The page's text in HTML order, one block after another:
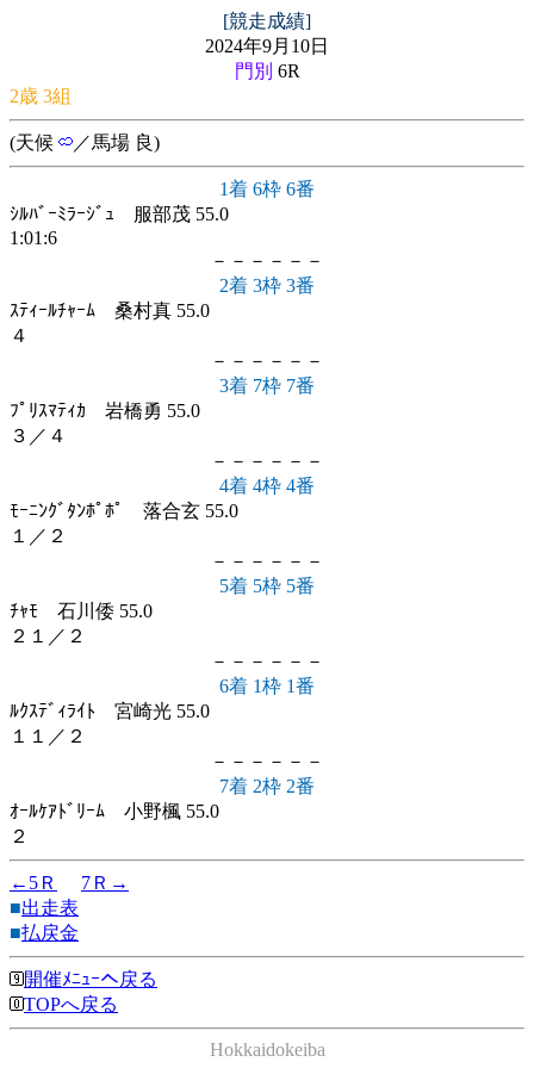
[競走成績]
2024年9月10日
門別 6R
2歳 3組
(天候 ／馬場 良)
1着 6枠 6番
ｼﾙﾊﾞｰﾐﾗｰｼﾞｭ 服部茂 55.0
1:01:6
－－－－－－
2着 3枠 3番
ｽﾃｨｰﾙﾁｬｰﾑ 桑村真 55.0
４
－－－－－－
3着 7枠 7番
ﾌﾟﾘｽﾏﾃｨｶ 岩橋勇 55.0
３／４
－－－－－－
4着 4枠 4番
ﾓｰﾆﾝｸﾞﾀﾝﾎﾟﾎﾟ 落合玄 55.0
１／２
－－－－－－
5着 5枠 5番
ﾁｬﾓ 石川倭 55.0
２１／２
－－－－－－
6着 1枠 1番
ﾙｸｽﾃﾞｨﾗｲﾄ 宮崎光 55.0
１１／２
－－－－－－
7着 2枠 2番
ｵｰﾙｹｱﾄﾞﾘｰﾑ 小野楓 55.0
２
←5Ｒ
7Ｒ→
■出走表
■払戻金
開催ﾒﾆｭｰへ戻る
TOPへ戻る
Hokkaidokeiba